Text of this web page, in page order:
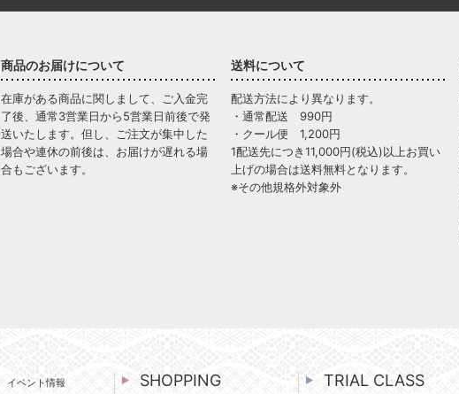
商品のお届けについて
在庫がある商品に関しまして、ご入金完
了後、通常3営業日から5営業日前後で発
送いたします。但し、ご注文が集中した
場合や連休の前後は、お届けが遅れる場
合もございます。
送料について
配送方法により異なります。
・通常配送 990円
・クール便 1,200円
1配送先につき11,000円(税込)以上お買い
上げの場合は送料無料となります。
※その他規格外対象外
イベント情報
SHOPPING TRIAL CLASS